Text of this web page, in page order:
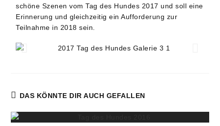
schöne Szenen vom Tag des Hundes 2017 und soll eine
Erinnerung und gleichzeitig ein Aufforderung zur
Teilnahme in 2018 sein.
DAS KÖNNTE DIR AUCH GEFALLEN